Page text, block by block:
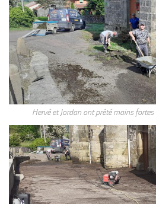
Hervé et Jordan ont prêté mains fortes